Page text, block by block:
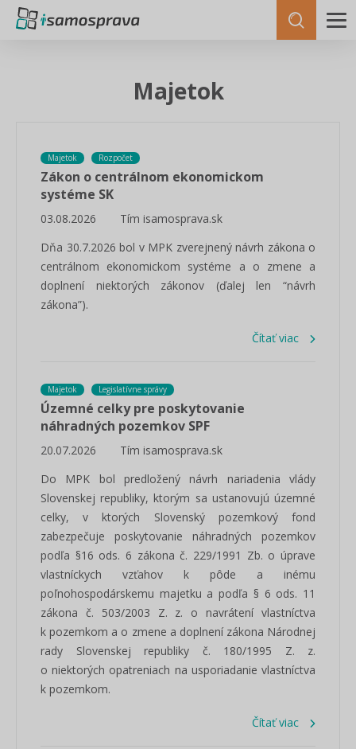
Majetok
Majetok Rozpočet
Zákon o centrálnom ekonomickom
systéme SK
03.08.2026
Tím isamosprava.sk
Dňa 30.7.2026 bol v MPK zverejnený návrh zákona o
centrálnom ekonomickom systéme a o zmene a
doplnení niektorých zákonov (ďalej len “návrh
zákona”).
Čítať viac
Majetok Legislatívne správy
Územné celky pre poskytovanie
náhradných pozemkov SPF
20.07.2026
Tím isamosprava.sk
Do MPK bol predložený návrh nariadenia vlády
Slovenskej republiky, ktorým sa ustanovujú územné
celky, v ktorých Slovenský pozemkový fond
zabezpečuje poskytovanie náhradných pozemkov
podľa §16 ods. 6 zákona č. 229/1991 Zb. o úprave
vlastníckych vzťahov k pôde a inému
poľnohospodárskemu majetku a podľa § 6 ods. 11
zákona č. 503/2003 Z. z. o navrátení vlastníctva
k pozemkom a o zmene a doplnení zákona Národnej
rady Slovenskej republiky č. 180/1995 Z. z.
o niektorých opatreniach na usporiadanie vlastníctva
k pozemkom.
Čítať viac